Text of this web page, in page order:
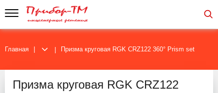
Главная Призма круговая RGK CRZ122 360° Prism set
Призма круговая RGK CRZ122